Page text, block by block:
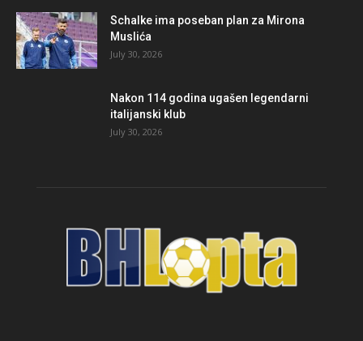
Schalke ima poseban plan za Mirona
Muslića
July 30, 2026
Nakon 114 godina ugašen legendarni
italijanski klub
July 30, 2026